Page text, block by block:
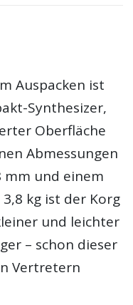
Auspacken ist
Synthesizer,
Oberfläche
Abmessungen
mm und einem
kg ist der Korg
und leichter
– schon dieser
Vertretern